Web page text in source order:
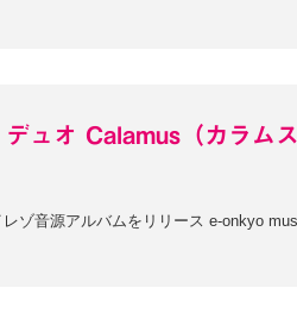
ュオ Calamus（カラムス
ゾ音源アルバムをリリース e-onkyo